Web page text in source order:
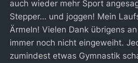
auch wieder mehr Sport
Stepper… und joggen! Mein
Ärmeln! Vielen Dank übrigens
immer noch nicht eingeweiht.
zumindest etwas Gymnastik